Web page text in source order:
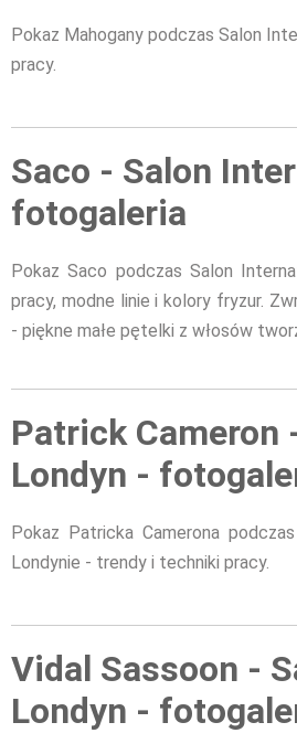
Pokaz Mahogany podczas Salon
pracy.
Saco - Salon
fotogaleria
Pokaz Saco podczas Salon
pracy, modne linie i kolory fryzur.
- piękne małe pętelki z włosów
Patrick Cameron
Londyn -
Pokaz Patricka Camerona
Londynie - trendy i techniki pracy.
Vidal Sassoon -
Londyn -